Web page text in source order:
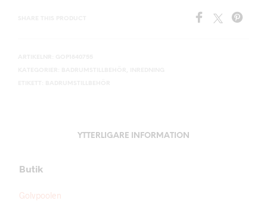
YTTERLIGARE INFORMATION
Butik
Golvpoolen